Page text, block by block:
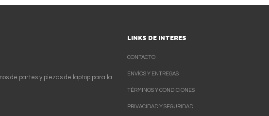
de partes y piezas de laptop para la
LINKS DE INTERES
CONTACTO
ENVÍOS Y ENTREGAS
TÉRMINOS Y CONDICIONES
PRIVACIDAD Y SEGURIDAD